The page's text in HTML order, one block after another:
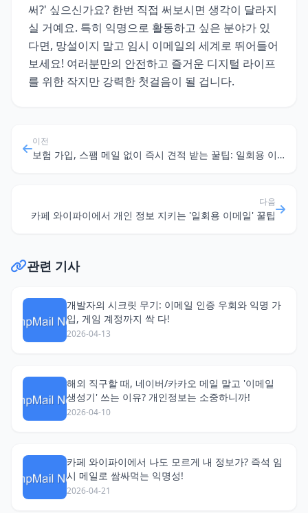
써?' 싶으신가요? 한번 직접 써보시면 생각이 달라지
실 거예요. 특히 익명으로 활동하고 싶은 분야가 있
다면, 망설이지 말고 임시 이메일의 세계로 뛰어들어
보세요! 여러분만의 안전하고 즐거운 디지털 라이프
를 위한 작지만 강력한 첫걸음이 될 겁니다.
이전
보험 가입, 스팸 메일 없이 즉시 견적 받는 꿀팁: 일회용 이메일 활용법
다음
카페 와이파이에서 개인 정보 지키는 '일회용 이메일' 꿀팁
관련 기사
개발자의 시크릿 무기: 이메일 인증 우회와 익명 가
입, 게임 계정까지 싹 다!
2026-04-13
해외 직구할 때, 네이버/카카오 메일 말고 '이메일
생성기' 쓰는 이유? 개인정보는 소중하니까!
2026-04-10
카페 와이파이에서 나도 모르게 내 정보가? 즉석 임
시 메일로 쌈싸먹는 익명성!
2026-04-21